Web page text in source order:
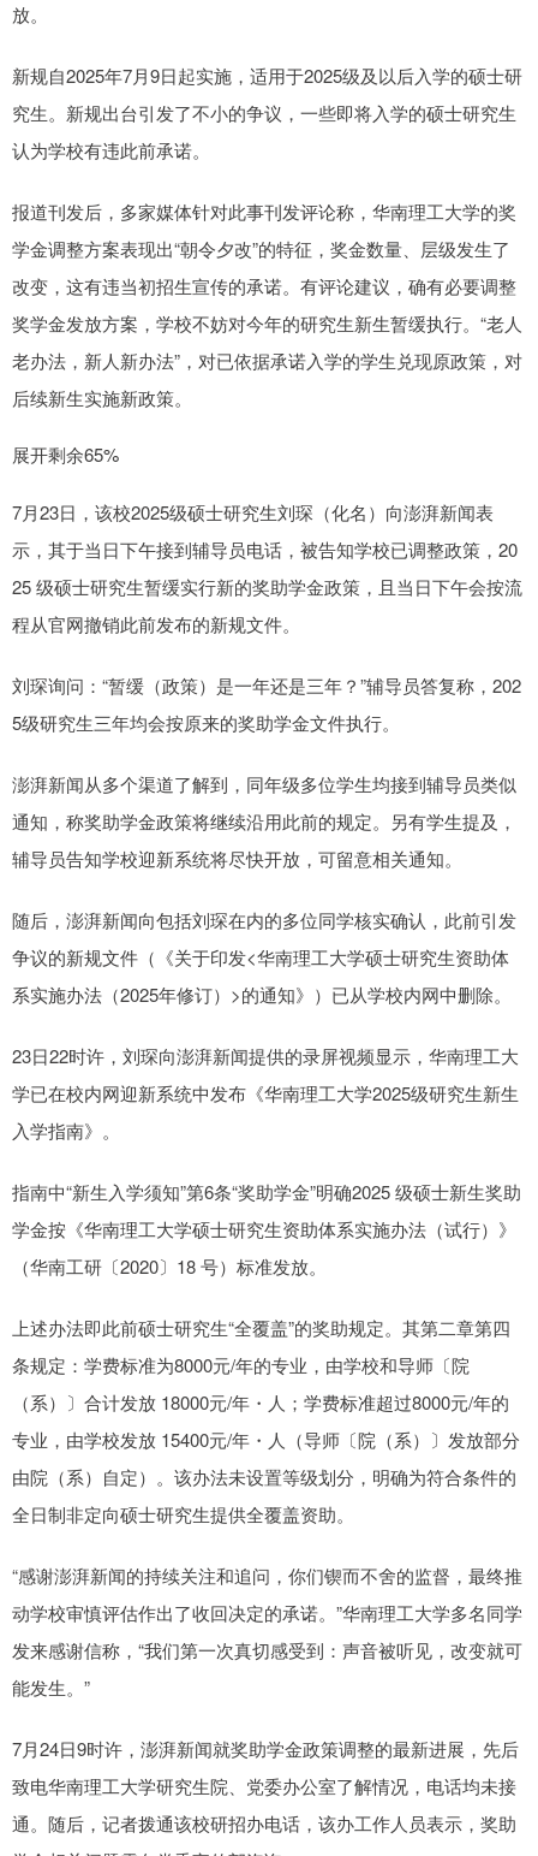
放。
新规自2025年7月9日起实施，适用于2025级及以后入学的硕士研
究生。新规出台引发了不小的争议，一些即将入学的硕士研究生
认为学校有违此前承诺。
报道刊发后，多家媒体针对此事刊发评论称，华南理工大学的奖
学金调整方案表现出“朝令夕改”的特征，奖金数量、层级发生了
改变，这有违当初招生宣传的承诺。有评论建议，确有必要调整
奖学金发放方案，学校不妨对今年的研究生新生暂缓执行。“老人
老办法，新人新办法”，对已依据承诺入学的学生兑现原政策，对
后续新生实施新政策。
展开剩余65%
7月23日，该校2025级硕士研究生刘琛（化名）向澎湃新闻表
示，其于当日下午接到辅导员电话，被告知学校已调整政策，20
25 级硕士研究生暂缓实行新的奖助学金政策，且当日下午会按流
程从官网撤销此前发布的新规文件。
刘琛询问：“暂缓（政策）是一年还是三年？”辅导员答复称，202
5级研究生三年均会按原来的奖助学金文件执行。
澎湃新闻从多个渠道了解到，同年级多位学生均接到辅导员类似
通知，称奖助学金政策将继续沿用此前的规定。另有学生提及，
辅导员告知学校迎新系统将尽快开放，可留意相关通知。
随后，澎湃新闻向包括刘琛在内的多位同学核实确认，此前引发
争议的新规文件（《关于印发<华南理工大学硕士研究生资助体
系实施办法（2025年修订）>的通知》）已从学校内网中删除。
23日22时许，刘琛向澎湃新闻提供的录屏视频显示，华南理工大
学已在校内网迎新系统中发布《华南理工大学2025级研究生新生
入学指南》。
指南中“新生入学须知”第6条“奖助学金”明确2025 级硕士新生奖助
学金按《华南理工大学硕士研究生资助体系实施办法（试行）》
（华南工研〔2020〕18 号）标准发放。
上述办法即此前硕士研究生“全覆盖”的奖助规定。其第二章第四
条规定：学费标准为8000元/年的专业，由学校和导师〔院
（系）〕合计发放 18000元/年・人；学费标准超过8000元/年的
专业，由学校发放 15400元/年・人（导师〔院（系）〕发放部分
由院（系）自定）。该办法未设置等级划分，明确为符合条件的
全日制非定向硕士研究生提供全覆盖资助。
“感谢澎湃新闻的持续关注和追问，你们锲而不舍的监督，最终推
动学校审慎评估作出了收回决定的承诺。”华南理工大学多名同学
发来感谢信称，“我们第一次真切感受到：声音被听见，改变就可
能发生。”
7月24日9时许，澎湃新闻就奖助学金政策调整的最新进展，先后
致电华南理工大学研究生院、党委办公室了解情况，电话均未接
通。随后，记者拨通该校研招办电话，该办工作人员表示，奖助